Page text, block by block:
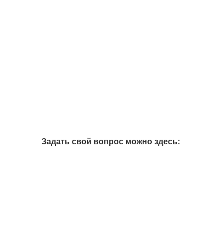
Задать свой вопрос можно здесь: